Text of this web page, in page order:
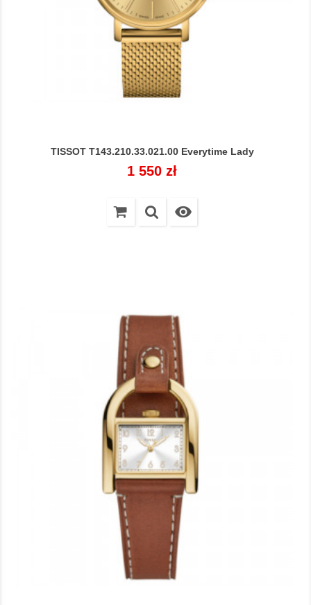
TISSOT T143.210.33.021.00 Everytime Lady
Cena
1 550 zł
